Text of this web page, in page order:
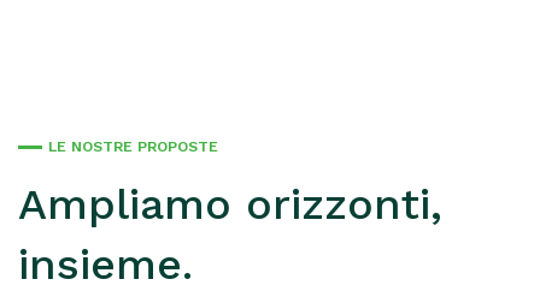
LE NOSTRE PROPOSTE
Ampliamo orizzonti,
insieme.